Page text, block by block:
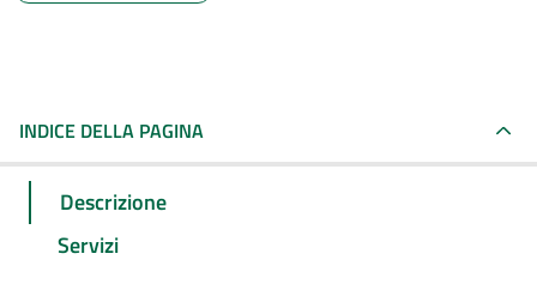
INDICE DELLA PAGINA
Descrizione
Servizi